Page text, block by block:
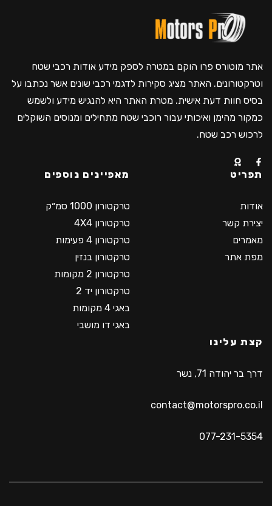
אתר מוטורס פרו הוקם במטרה לספק מידע אודות רכבי שטח
וטרקטורונים. האתר מציג סקירות לדגמי רכבי שונים אשר נכתבו על
בסיס חוות דעת אישית. מטרת האתר היא להנגיש מידע ולשמש
כמקור מהימן ואיכותי עבור רוכבי שטח מתחילים ומנוסים השוקלים
לרכוש רכב שטח.
תפריט
אודות
יצירת קשר
מאמרים
מפת אתר
מאפיינים נוספים
טרקטורון 1000 סמ״ק
טרקטורון 4X4
טרקטורון 4 פעימות
טרקטורון בנזין
טרקטורון 2 מקומות
טרקטורון יד 2
באגי 4 מקומות
באגי דו מושבי
קצת עלינו
דרך בר יהודה 71, נשר
contact@motorspro.co.il
077-231-5354